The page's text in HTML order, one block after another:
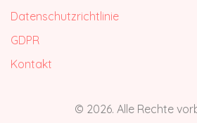
Datenschutzrichtlinie
GDPR
Kontakt
© 2026. Alle Rechte